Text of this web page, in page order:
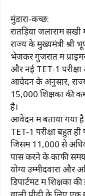
मुंडारा-कच्छ:
रातड़िया जलाराम
राज्य के मुख्यमंत्री
भेजकर गुजरात में
और नई TET-1
आवेदन के अनुसार,
15,000 शिक्षकों की
है।
आवेदन में बताया गया है
TET-1 परीक्षा बहुत
जिसमें 11,000 से अधिक
पास करने के काफी समय
योग्य उम्मीदवारों और
डिपार्टमेंट में शिक्षकों